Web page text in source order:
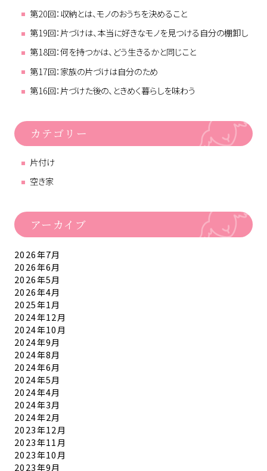
第20回：収納とは、モノのおうちを決めること
第19回：片づけは、本当に好きなモノを見つける自分の棚卸し
第18回：何を持つかは、どう生きるかと同じこと
第17回：家族の片づけは自分のため
第16回：片づけた後の、ときめく暮らしを味わう
カテゴリー
片付け
空き家
アーカイブ
2026年7月
2026年6月
2026年5月
2026年4月
2025年1月
2024年12月
2024年10月
2024年9月
2024年8月
2024年6月
2024年5月
2024年4月
2024年3月
2024年2月
2023年12月
2023年11月
2023年10月
2023年9月